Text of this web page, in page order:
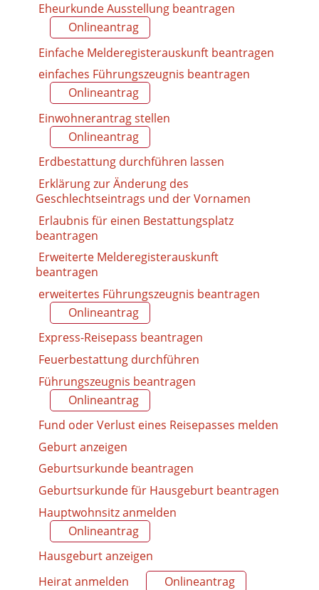
Eheurkunde Ausstellung beantragen
Onlineantrag
Einfache Melderegisterauskunft beantragen
einfaches Führungszeugnis beantragen
Onlineantrag
Einwohnerantrag stellen
Onlineantrag
Erdbestattung durchführen lassen
Erklärung zur Änderung des
Geschlechtseintrags und der Vornamen
Erlaubnis für einen Bestattungsplatz
beantragen
Erweiterte Melderegisterauskunft
beantragen
erweitertes Führungszeugnis beantragen
Onlineantrag
Express-Reisepass beantragen
Feuerbestattung durchführen
Führungszeugnis beantragen
Onlineantrag
Fund oder Verlust eines Reisepasses melden
Geburt anzeigen
Geburtsurkunde beantragen
Geburtsurkunde für Hausgeburt beantragen
Hauptwohnsitz anmelden
Onlineantrag
Hausgeburt anzeigen
Heirat anmelden
Onlineantrag